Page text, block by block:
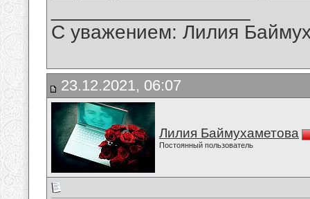
С уважением: Лилия
23.12.2021, 06:07
Лилия Баймухаметова
Постоянный пользователь